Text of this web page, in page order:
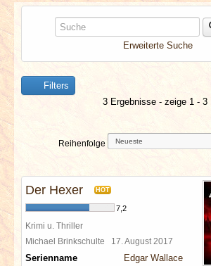
NEUESTE ARTIKEL
NEWS & DATES
BERICHTE
VERLOSUNGEN
SPECIALS
REDAKTION
Erweiterte Suche
Filters
3 Ergebnisse - zeige 1 - 3
Reihenfolge
Der Hexer HOT
7,2
Krimi u. Thriller
Michael Brinkschulte 17. August 2017
Serienname
Edgar Wallace